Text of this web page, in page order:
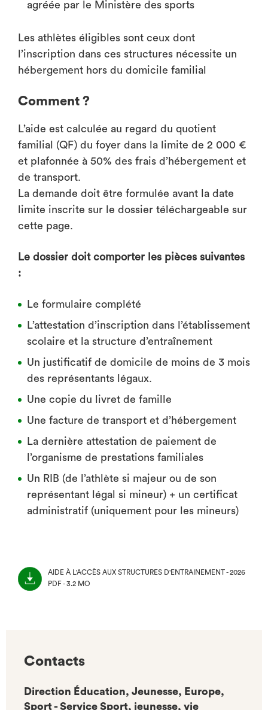
agréée par le Ministère des sports
Les athlètes éligibles sont ceux dont
l’inscription dans ces structures nécessite un
hébergement hors du domicile familial
Comment ?
L’aide est calculée au regard du quotient
familial (QF) du foyer dans la limite de 2 000 €
et plafonnée à 50% des frais d’hébergement et
de transport.
La demande doit être formulée avant la date
limite inscrite sur le dossier téléchargeable sur
cette page.
Le dossier doit comporter les pièces suivantes
:
Le formulaire complété
L’attestation d’inscription dans l’établissement
scolaire et la structure d’entraînement
Un justificatif de domicile de moins de 3 mois
des représentants légaux.
Une copie du livret de famille
Une facture de transport et d’hébergement
La dernière attestation de paiement de
l’organisme de prestations familiales
Un RIB (de l’athlète si majeur ou de son
représentant légal si mineur) + un certificat
administratif (uniquement pour les mineurs)
AIDE À L'ACCÈS AUX STRUCTURES D'ENTRAINEMENT - 2026
PDF - 3.2 MO
Contacts
Direction Éducation, Jeunesse, Europe,
Sport - Service Sport, jeunesse, vie